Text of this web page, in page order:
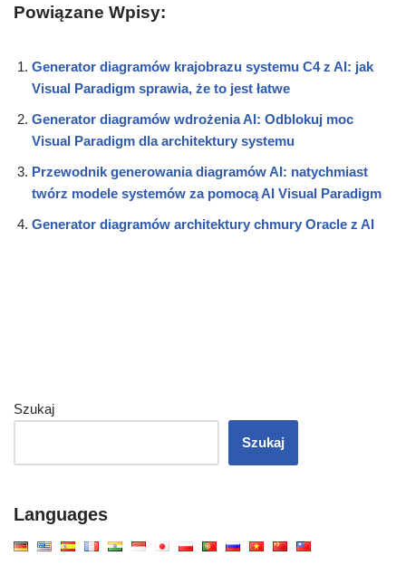
Powiązane Wpisy:
Generator diagramów krajobrazu systemu C4 z AI: jak
Visual Paradigm sprawia, że to jest łatwe
Generator diagramów wdrożenia AI: Odblokuj moc
Visual Paradigm dla architektury systemu
Przewodnik generowania diagramów AI: natychmiast
twórz modele systemów za pomocą AI Visual Paradigm
Generator diagramów architektury chmury Oracle z AI
Szukaj
Szukaj
Languages